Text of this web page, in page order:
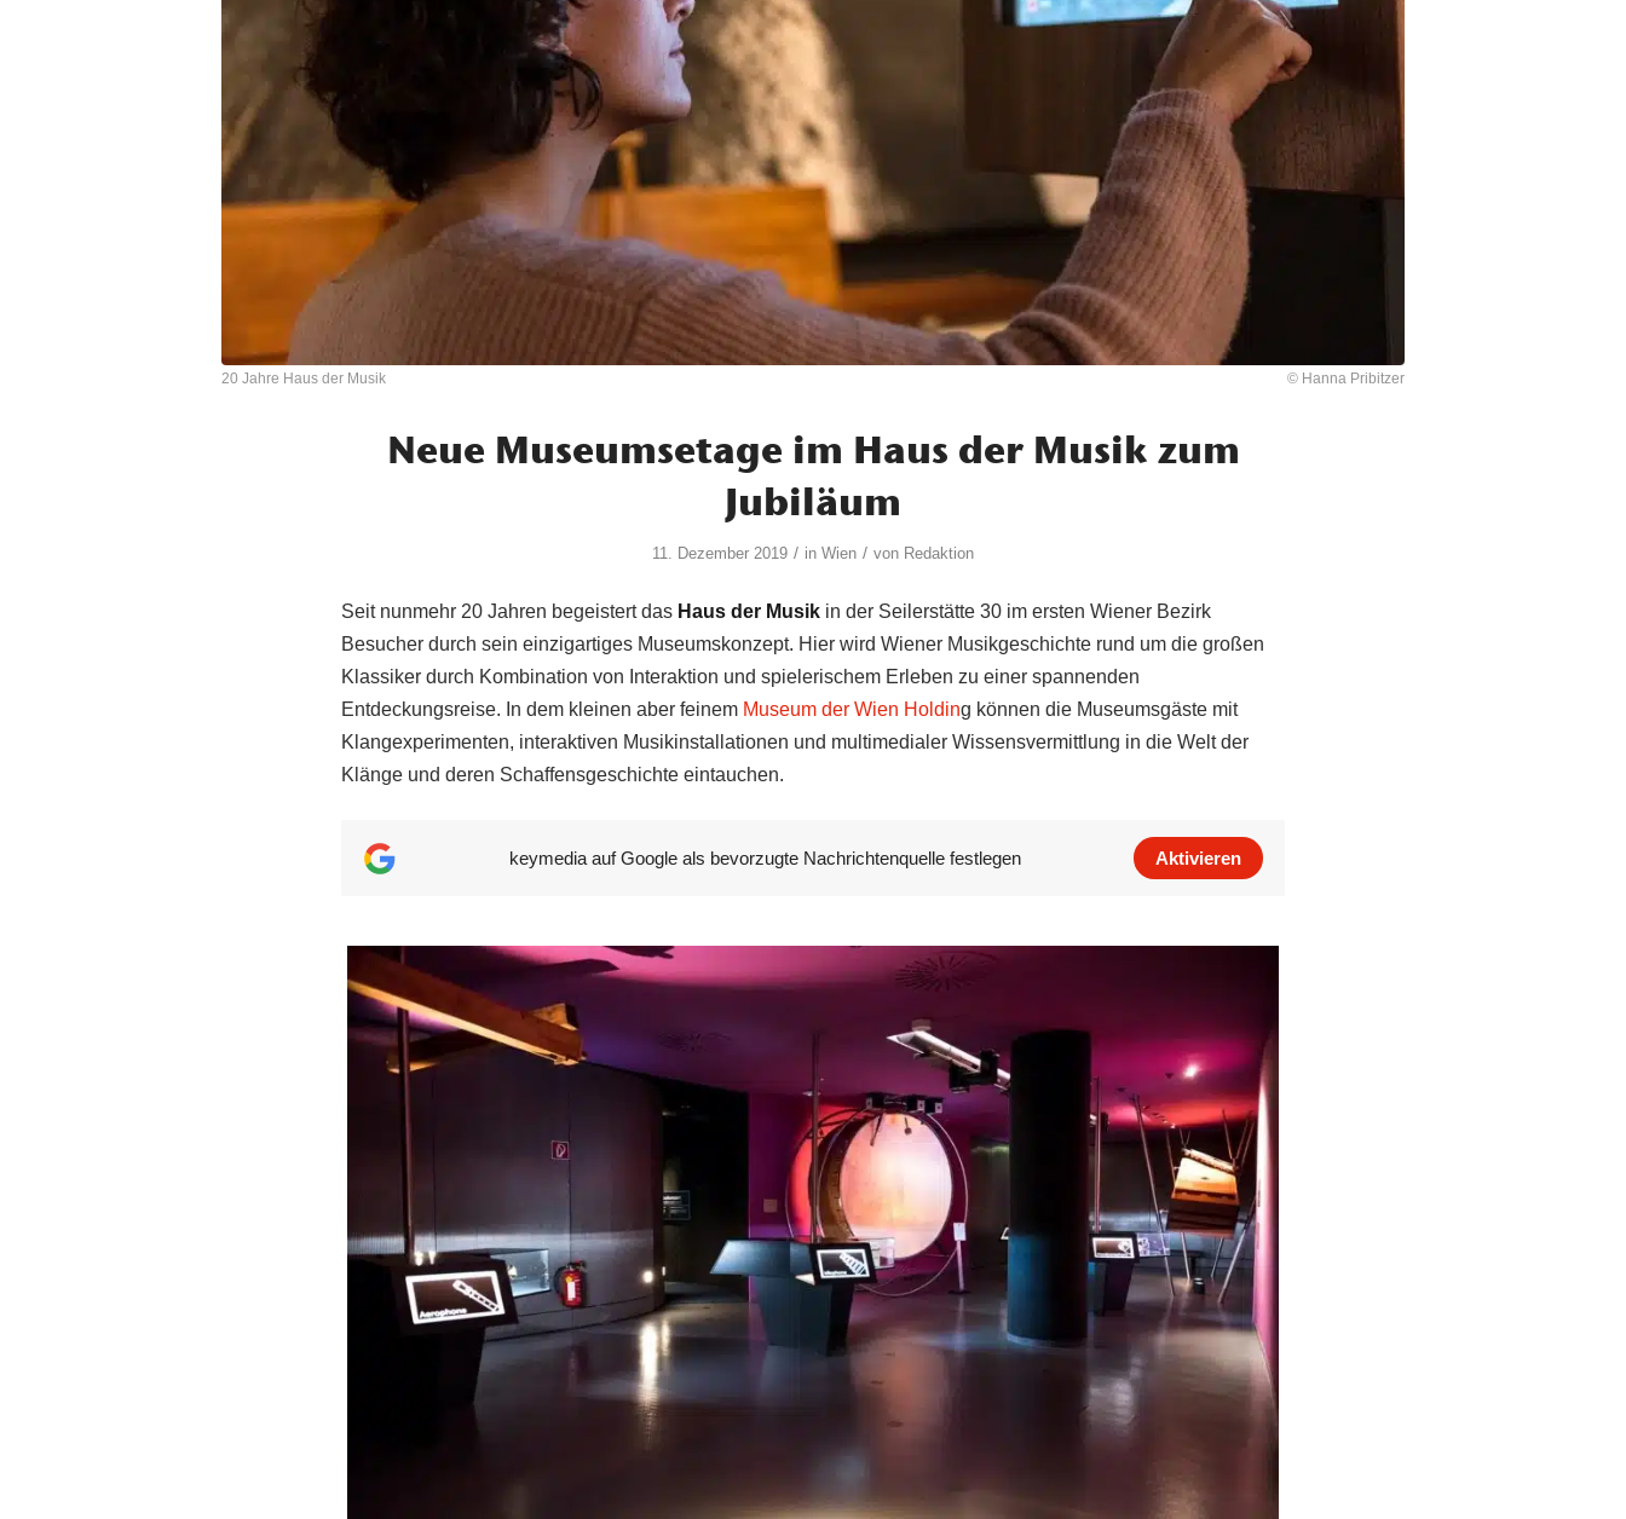
20 Jahre Haus der Musik © Hanna Pribitzer
Neue Museumsetage im Haus der Musik zum
Jubiläum
11. Dezember 2019 / in Wien / von Redaktion
Seit nunmehr 20 Jahren begeistert das Haus der Musik in der Seilerstätte 30 im ersten Wiener Bezirk
Besucher durch sein einzigartiges Museumskonzept. Hier wird Wiener Musikgeschichte rund um die großen
Klassiker durch Kombination von Interaktion und spielerischem Erleben zu einer spannenden
Entdeckungsreise. In dem kleinen aber feinem Museum der Wien Holding können die Museumsgäste mit
Klangexperimenten, interaktiven Musikinstallationen und multimedialer Wissensvermittlung in die Welt der
Klänge und deren Schaffensgeschichte eintauchen.
keymedia auf Google als bevorzugte Nachrichtenquelle festlegen Aktivieren